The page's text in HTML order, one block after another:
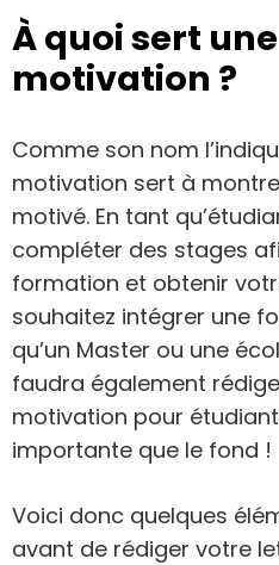
À quoi sert
motivation ?
Comme son nom
motivation sert à
motivé. En tant
compléter des stages
formation et obtenir
souhaitez intégrer une
qu’un Master ou une
faudra également
motivation pour
importante que le fond !
Voici donc quelques
avant de rédiger votre